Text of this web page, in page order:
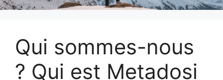
Qui sommes-nous
? Qui est Metadosi